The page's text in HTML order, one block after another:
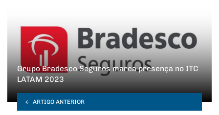
Grupo Bradesco Seguros marca presença no ITC
LATAM 2023
ARTIGO ANTERIOR